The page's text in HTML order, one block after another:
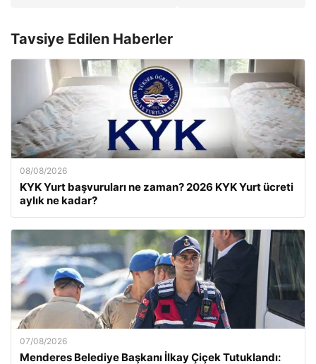
Tavsiye Edilen Haberler
08/08/2026
KYK Yurt başvuruları ne zaman? 2026 KYK Yurt ücreti
aylık ne kadar?
07/08/2026
Menderes Belediye Başkanı İlkay Çiçek Tutuklandı: